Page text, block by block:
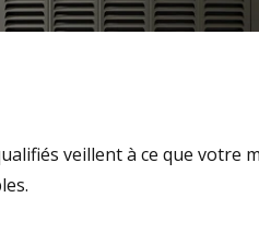
veillent à ce que votre